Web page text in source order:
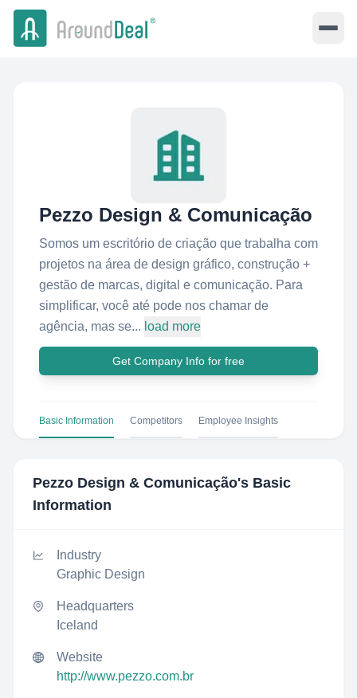
Pezzo Design & Comunicação
Somos um escritório de criação que trabalha com
projetos na área de design gráfico, construção +
gestão de marcas, digital e comunicação. Para
simplificar, você até pode nos chamar de
agência, mas se... load more
Get Company Info for free
Basic Information Competitors Employee Insights
Pezzo Design & Comunicação's Basic
Information
Industry
Graphic Design
Headquarters
Iceland
Website
http://www.pezzo.com.br